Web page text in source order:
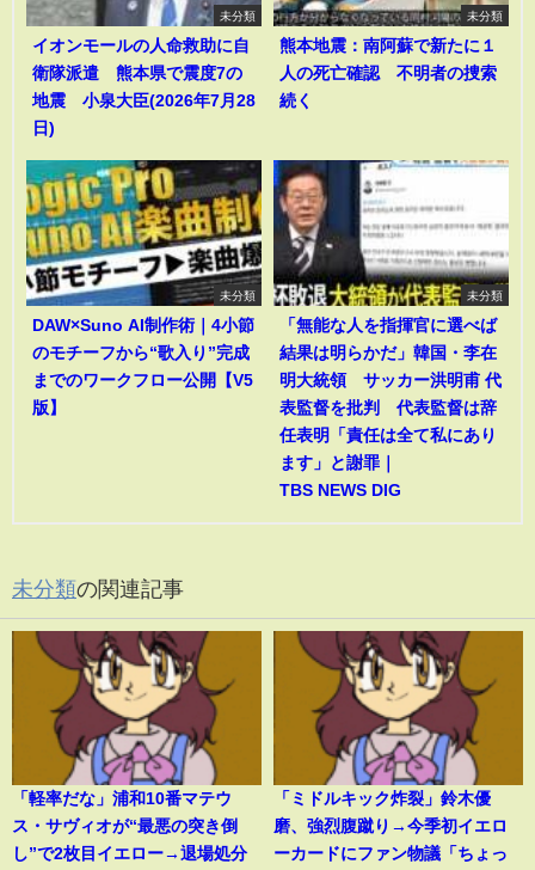
未分類
イオンモールの人命救助に自
衛隊派遣 熊本県で震度7の
地震 小泉大臣(2026年7月28
日)
未分類
熊本地震：南阿蘇で新たに１
人の死亡確認 不明者の捜索
続く
未分類
DAW×Suno AI制作術｜4小節
のモチーフから“歌入り”完成
までのワークフロー公開【V5
版】
未分類
「無能な人を指揮官に選べば
結果は明らかだ」韓国・李在
明大統領 サッカー洪明甫 代
表監督を批判 代表監督は辞
任表明「責任は全て私にあり
ます」と謝罪｜
TBS NEWS DIG
未分類の関連記事
「軽率だな」浦和10番マテウ
ス・サヴィオが“最悪の突き倒
し”で2枚目イエロー→退場処分
「ミドルキック炸裂」鈴木優
磨、強烈腹蹴り→今季初イエロ
ーカードにファン物議「ちょっ